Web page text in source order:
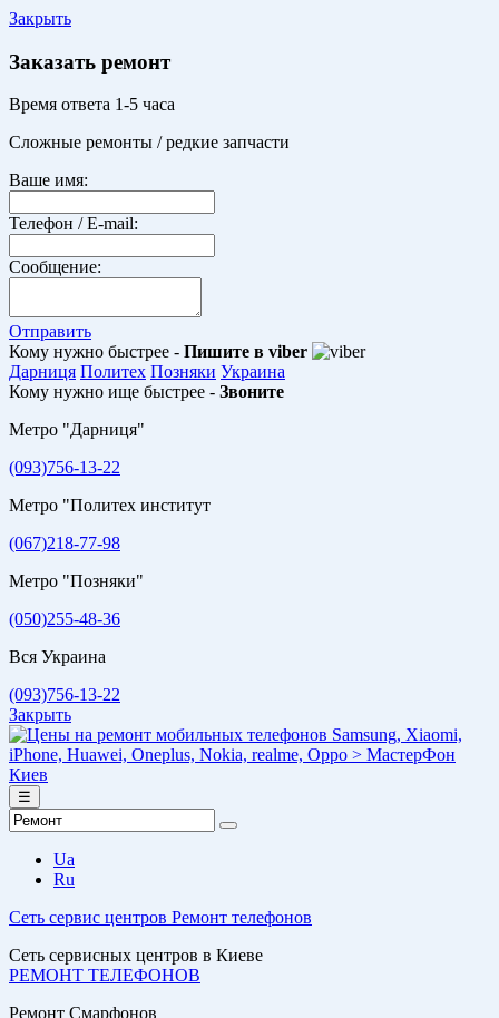
Закрыть
Заказать ремонт
Время ответа 1-5 часа
Сложные ремонты / редкие запчасти
Ваше имя:
Телефон / E-mail:
Сообщение:
Отправить
Кому нужно быстрее - Пишите в viber
Дарниця Политех Позняки Украина
Кому нужно ище быстрее - Звоните
Метро "Дарниця"
(093)756-13-22
Метро "Политех институт
(067)218-77-98
Метро "Позняки"
(050)255-48-36
Вся Украина
(093)756-13-22
Закрыть
☰
Ua
Ru
Сеть сервис центров Ремонт телефонов
Сеть сервисных центров в Киеве
РЕМОНТ ТЕЛЕФОНОВ
Ремонт Смарфонов